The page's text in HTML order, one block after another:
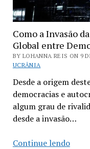
Como a Invasão
Global entre
BY LOHANNA REIS ON 9
UCRÂNIA
Desde a origem
democracias e
algum grau de
desde a invasão…
Continue lendoComo